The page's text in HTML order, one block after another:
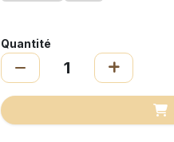
Quantité